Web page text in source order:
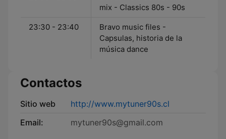
mix - Classics 80s - 90s
23:30 - 23:40
Bravo music files -
Capsulas, historia de la
música dance
Contactos
Sitio web
http://www.mytuner90s.cl
Email:
mytuner90s@gmail.com